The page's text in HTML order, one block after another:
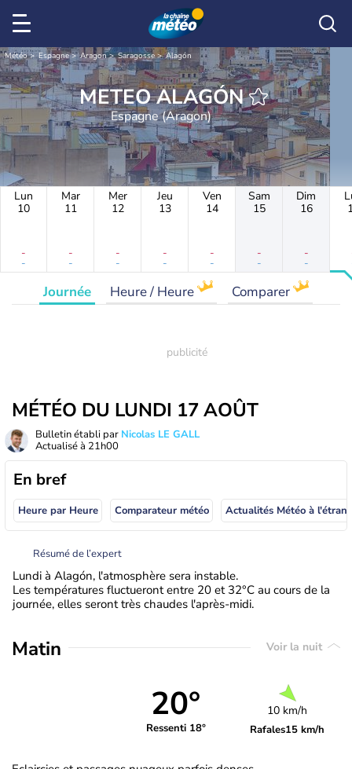
Météo Espagne Aragon Saragosse Alagón
METEO ALAGÓN
Espagne (Aragon)
Lun
10
-
-
Mar
11
-
-
Mer
12
-
-
Jeu
13
-
-
Ven
14
-
-
Sam
15
-
-
Dim
16
-
-
Journée Heure / Heure Comparer
MÉTÉO DU LUNDI 17 AOÛT
Bulletin établi par Nicolas LE GALL
Actualisé à 21h00
En bref
Heure par Heure Comparateur météo
Résumé de l’expert
Lundi à Alagón, l'atmosphère sera instable.
Les températures fluctueront entre 20 et 32°C au cours de la
journée, elles seront très chaudes l'après-midi.
Matin Voir la nuit
20°
Ressenti 18°
10 km/h
Rafales15 km/h